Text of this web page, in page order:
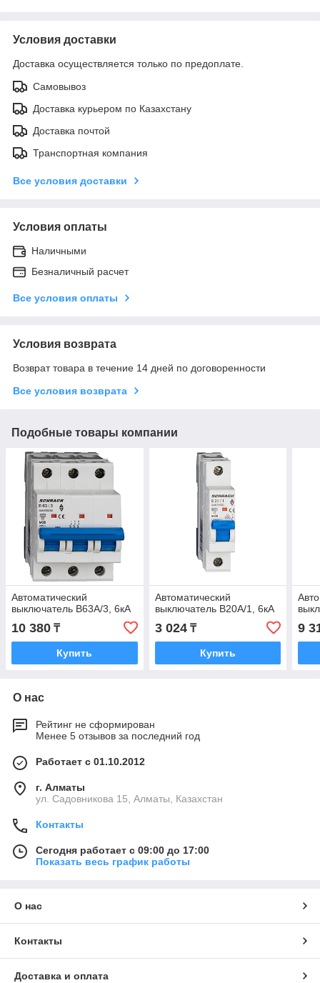
Условия доставки
Доставка осуществляется только по предоплате.
Самовывоз
Доставка курьером по Казахстану
Доставка почтой
Транспортная компания
Все условия доставки
Условия оплаты
Наличными
Безналичный расчет
Все условия оплаты
Условия возврата
Возврат товара в течение 14 дней по договоренности
Все условия возврата
Подобные товары компании
Автоматический
выключатель B63А/3, 6кА
10 380 ₸
Купить
Автоматический
выключатель B20А/1, 6кА
3 024₸
Купить
9
О нас
Рейтинг не сформирован
Менее 5 отзывов за последний год
Работает с 01.10.2012
г. Алматы
ул. Садовникова 15, Алматы, Казахстан
Контакты
Сегодня работает с 09:00 до 17:00
Показать весь график работы
О нас
Контакты
Доставка и оплата